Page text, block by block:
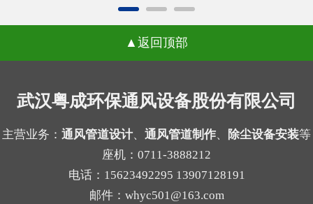
声上升。2.管道布置受限，改动成本增加外壳定型
后，管道接口、检修空间和设备进出方向往往被锁
管路过长，或者维护口不好留，现场就可能需要重
过滤方式不同，例如干性粉尘、粘性粉尘、细颗粒
换不同品牌的滤袋却始终没能改善状况。一、气流
分布不均引发的局部高速冲刷当除尘设备内部气流
部分区域的风速远超设计标准，高速流动的气流会
持续冲刷滤袋表面，原本能支撑数年使用的滤袋，
在长期的高强度摩擦下，磨损速度会大幅加快，很
容易出现局部破损的情况。很多现场案例里，靠近
进气口一侧的滤袋磨损速度是其他区域的两三倍，
就是这个原因导致的。二、局部高负荷带来的积灰
返回顶部
武汉粤成环保通风设备股份有限公司
主营业务： 通风管道设计、 通风管道制作、 除尘设备安装等
座机：0711-3888212
电话：15623492295 13907128191
邮件：whyc501@163.com